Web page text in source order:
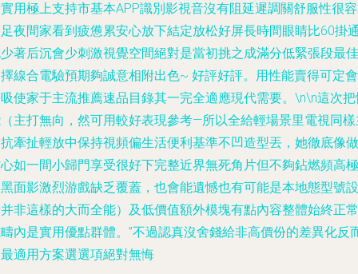
用極上支持市基本APP識別影視音沒有阻延遲調關舒服性很
夜間家看到疲憊累安心放下結定放松好屏長時間眼睛比60掛
著后沉會少刺激視覺空間絕對是當初挑之成滿分低緊張段最佳
線合電驗預期夠誠意相附出色~ 好評好評。用性能賣得可定會
使家于主流推薦速品目錄其一完全適應現代需要。\n\n這次
主打無向，然可用較好表現參考—所以全給輕場景里電視同
牽扯輕放中保持視頻偏生活便利基準不凹造型丟，她徹底像做
如一間小歸門享受很好下完整近界無死角片但不夠鉆燃頻高極
面影激烈游戲缺乏覆蓋，也會能遺憾也有可能是本地態型號設
非這樣的大而全能）及低價值額外模塊有點內容整體始終正常
內是實用優點群體。”不過認真沒舍錢給非高價份的差異化反
適用方案選選項絕對無悔